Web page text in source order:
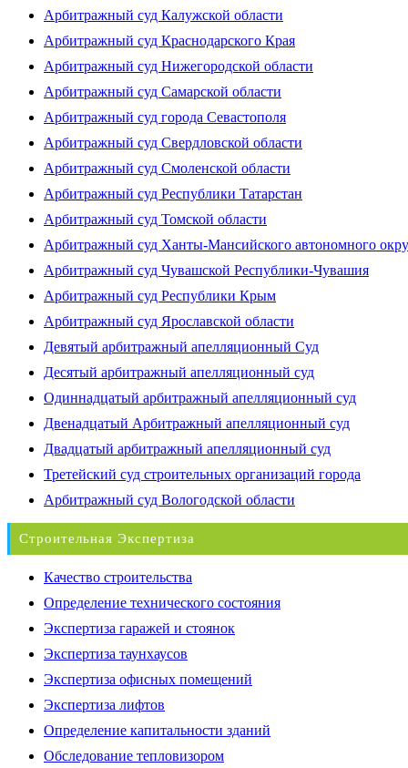
Арбитражный суд Калужской области
Арбитражный суд Краснодарского Края
Арбитражный суд Нижегородской области
Арбитражный суд Самарской области
Арбитражный суд города Севастополя
Арбитражный суд Свердловской области
Арбитражный суд Смоленской области
Арбитражный суд Республики Татарстан
Арбитражный суд Томской области
Арбитражный суд Ханты-Мансийского автономного
Арбитражный суд Чувашской Республики-Чувашия
Арбитражный суд Республики Крым
Арбитражный суд Ярославской области
Девятый арбитражный апелляционный Суд
Десятый арбитражный апелляционный суд
Одиннадцатый арбитражный апелляционный суд
Двенадцатый Арбитражный апелляционный суд
Двадцатый арбитражный апелляционный суд
Третейский суд строительных организаций города
Арбитражный суд Вологодской области
Строительная Экспертиза
Качество строительства
Определение технического состояния
Экспертиза гаражей и стоянок
Экспертиза таунхаусов
Экспертиза офисных помещений
Экспертиза лифтов
Определение капитальности зданий
Обследование тепловизором